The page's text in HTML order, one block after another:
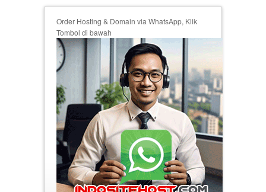
Order Hosting & Domain via WhatsApp, Klik
Tombol di bawah